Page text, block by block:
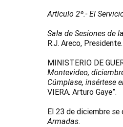
Artículo 2º.- El
Sala de Sesiones de
R.J. Areco,
MINISTERIO DE
Montevideo,
Cúmplase, insértese
VIERA. Arturo Gaye”.
El 23 de diciembre se
Armadas.